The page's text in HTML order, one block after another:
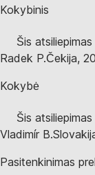
Kokybinis
Šis
Radek P.Čekija,
Kokybė
Šis
Vladimír B.
Pasitenkinimas